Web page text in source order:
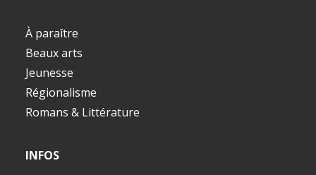
À paraître
Beaux arts
Jeunesse
Régionalisme
Romans & Littérature
INFOS